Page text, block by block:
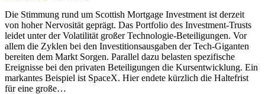
Die Stimmung rund um Scottish Mortgage Investment ist derzeit
von hoher Nervosität geprägt. Das Portfolio des Investment-Trusts
leidet unter der Volatilität großer Technologie-Beteiligungen. Vor
allem die Zyklen bei den Investitionsausgaben der Tech-Giganten
bereiten dem Markt Sorgen. Parallel dazu belasten spezifische
Ereignisse bei den privaten Beteiligungen die Kursentwicklung. Ein
markantes Beispiel ist SpaceX. Hier endete kürzlich die Haltefrist
für eine große…